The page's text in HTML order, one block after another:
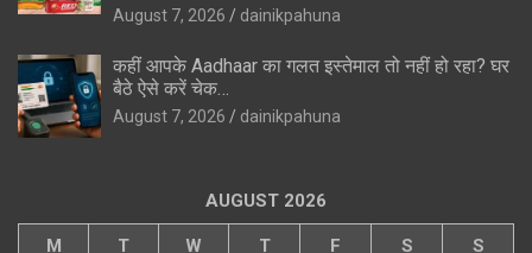
August 7, 2026 dainikpahuna
कहीं आपके Aadhaar का गलत इस्तेमाल तो नहीं हो रहा? घर
बैठे ऐसे करें चेक…
August 7, 2026 dainikpahuna
AUGUST 2026
M T W T F S S